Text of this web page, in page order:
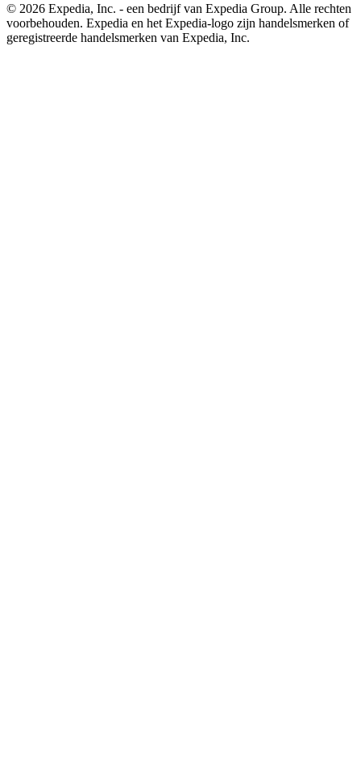
© 2026 Expedia, Inc. - een bedrijf van Expedia Group. Alle rechten
voorbehouden. Expedia en het Expedia-logo zijn handelsmerken of
geregistreerde handelsmerken van Expedia, Inc.